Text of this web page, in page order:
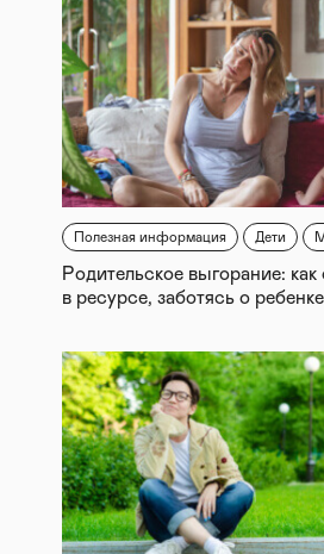
Полезная информация Дети
Родительское выгорание: как
в ресурсе, заботясь о ребенке